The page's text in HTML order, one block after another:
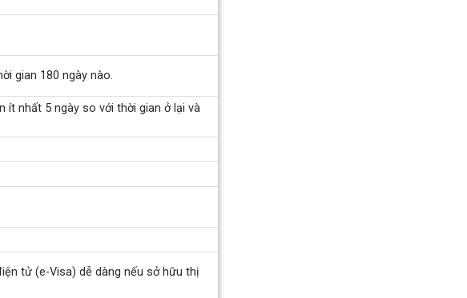
gian 180 ngày nào.
ít nhất 5 ngày so với thời gian ở lại và
tử (e-Visa) dễ dàng nếu sở hữu thị